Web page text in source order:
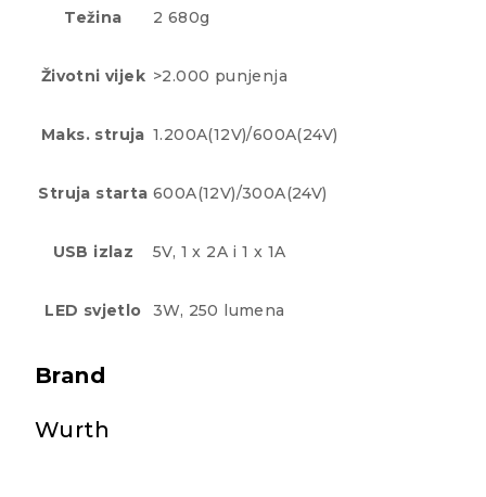
Težina 2 680g
Životni vijek >2.000 punjenja
Maks. struja 1.200A(12V)/600A(24V)
Struja starta 600A(12V)/300A(24V)
USB izlaz 5V, 1 x 2A i 1 x 1A
LED svjetlo 3W, 250 lumena
Brand
Wurth